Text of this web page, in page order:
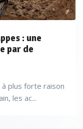
: une
par de
plus forte raison
les ac...